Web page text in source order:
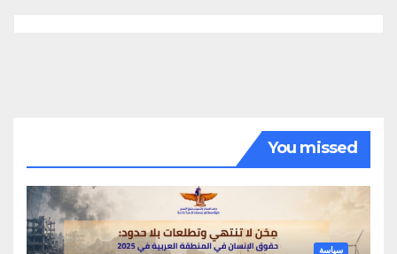
You missed
سياسة